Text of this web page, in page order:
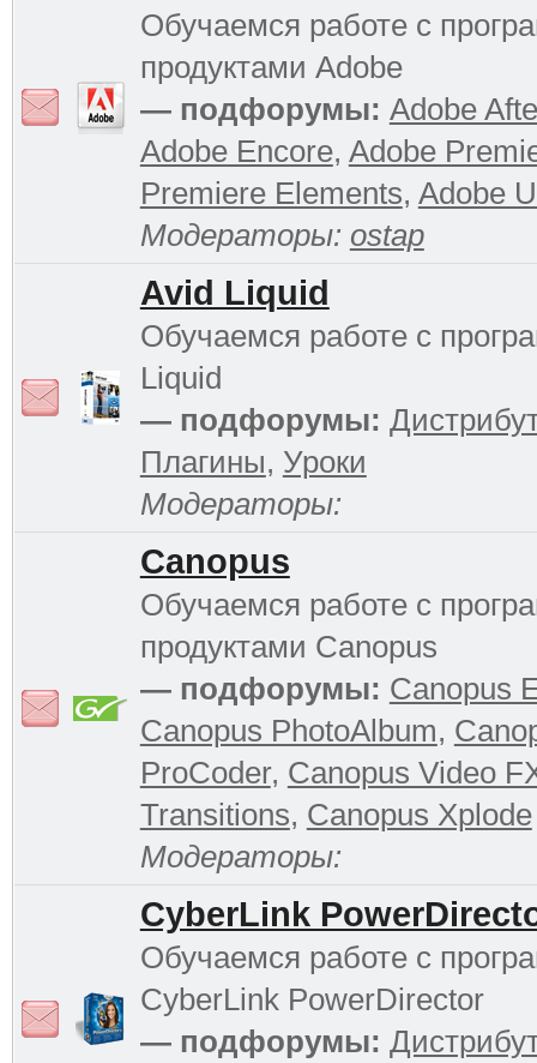
Обучаемся работе с
продуктами Adobe
— подфорумы: Adobe
Adobe Encore, Adobe
Premiere Elements, Adobe
Модераторы: ostap
Avid Liquid
Обучаемся работе с
Liquid
— подфорумы:
Плагины, Уроки
Модераторы:
Canopus
Обучаемся работе с
продуктами Canopus
— подфорумы: Canopus
Canopus PhotoAlbum,
ProCoder, Canopus Video
Transitions, Canopus Xplode
Модераторы:
CyberLink
Обучаемся работе с
CyberLink PowerDirector
— подфорумы: